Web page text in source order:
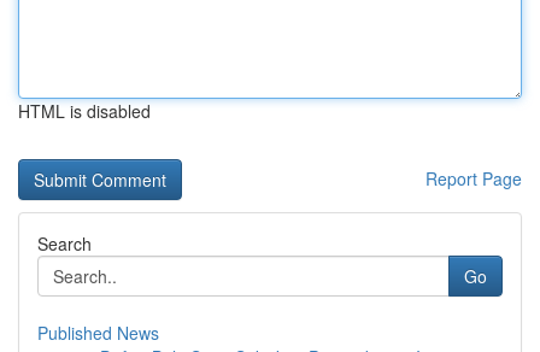
HTML is disabled
Report Page
Search
Go
Published News